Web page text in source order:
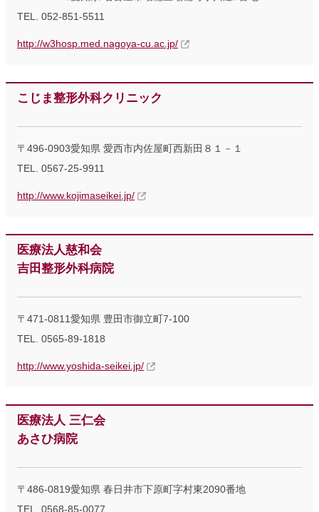
TEL. 052-851-5511
http://w3hosp.med.nagoya-cu.ac.jp/
こじま整形外科クリニック
〒496-0903愛知県 愛西市内佐屋町西新田８１－１
TEL. 0567-25-9911
http://www.kojimaseikei.jp/
医療法人慈和会
吉田整形外科病院
〒471-0811愛知県 豊田市御立町7-100
TEL. 0565-89-1818
http://www.yoshida-seikei.jp/
医療法人 三仁会
あさひ病院
〒486-0819愛知県 春日井市下原町字村東2090番地
TEL. 0568-85-0077